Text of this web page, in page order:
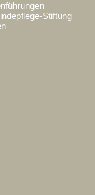
Stiftung